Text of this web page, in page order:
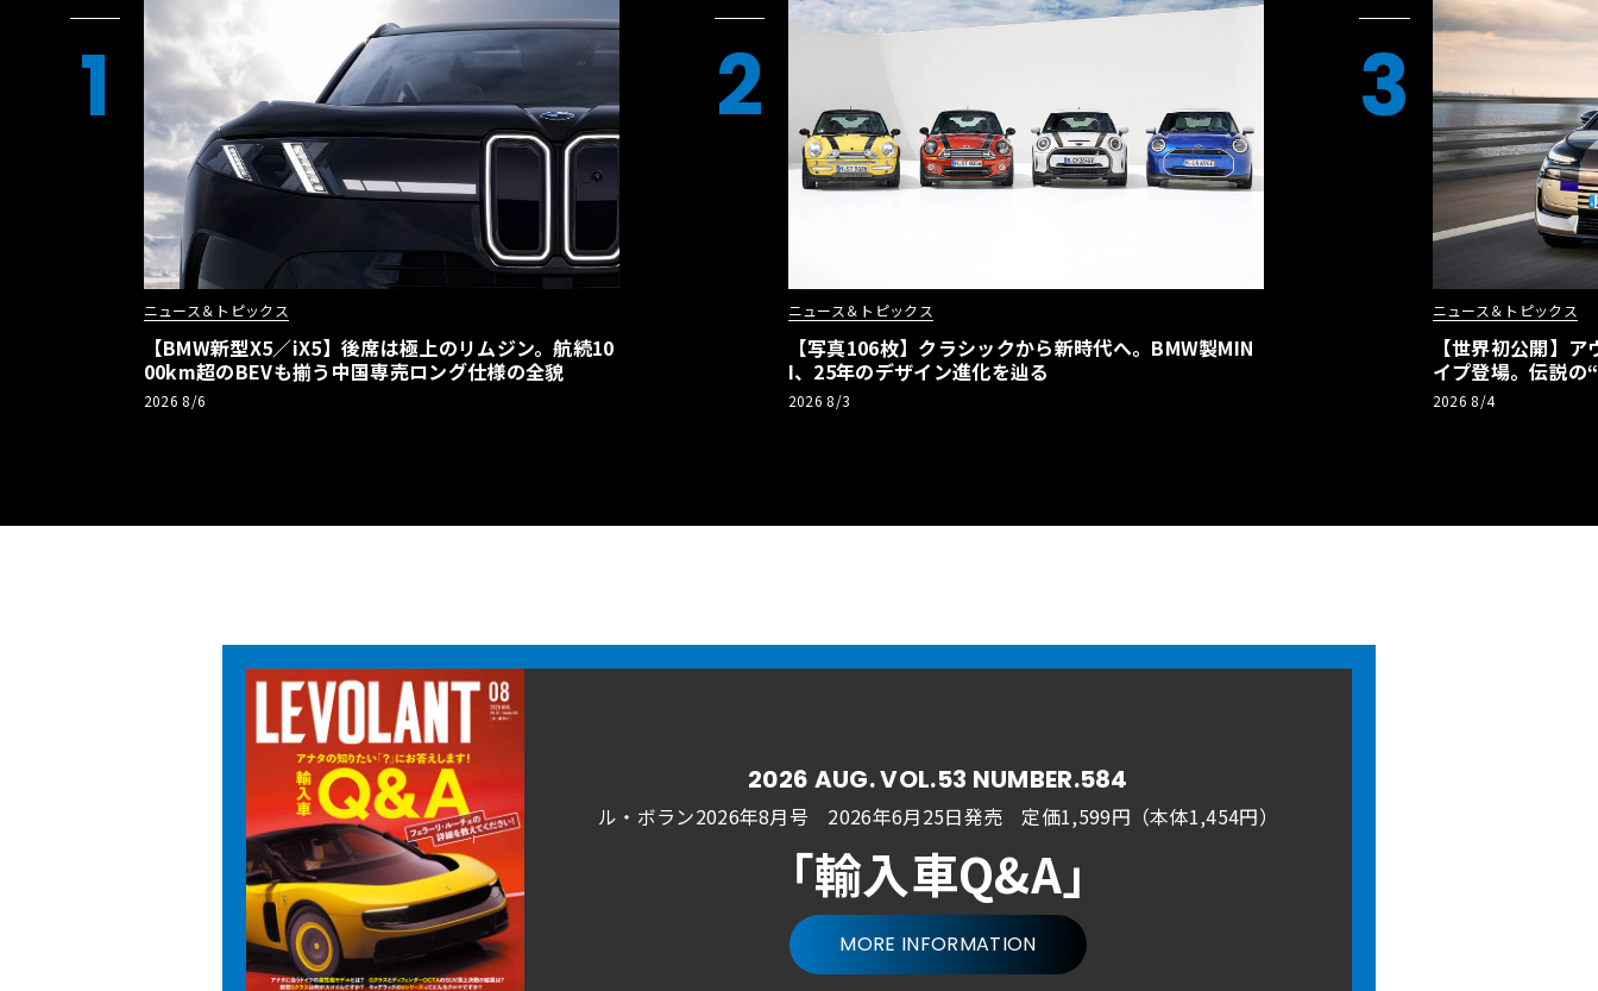
1
ニュース＆トピックス
【BMW新型X5／iX5】後席は極上のリムジン。航続10
00km超のBEVも揃う中国専売ロング仕様の全貌
2026 8/6
2
ニュース＆トピックス
【写真106枚】クラシックから新時代へ。BMW製MIN
I、25年のデザイン進化を辿る
2026 8/3
3
ニュース＆トピックス
【世界初公開】
イプ登場。伝説の
リーBEVとして復
2026 8/4
2026 AUG. VOL.53 NUMBER.584
ル・ボラン2026年8月号 2026年6月25日発売 定価1,599円（本体1,454円）
「輸入車Q&A」
MORE INFORMATION